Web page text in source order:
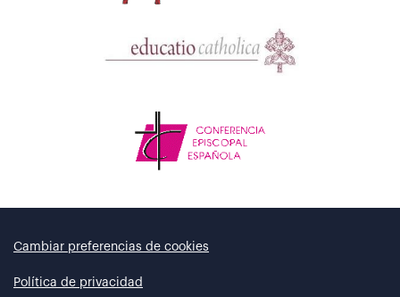
Cambiar preferencias de cookies
Política de privacidad